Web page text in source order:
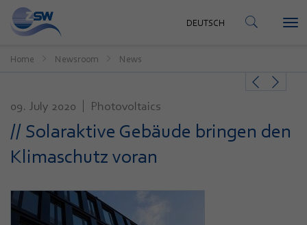
CONTACT
DEUTSCH
Home Newsroom News
09. July 2020 Photovoltaics
// Solaraktive Gebäude bringen den
Klimaschutz voran